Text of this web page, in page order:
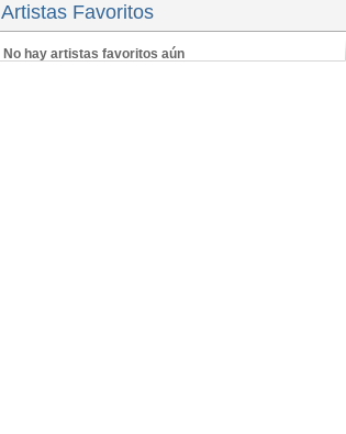
Artistas Favoritos
No hay artistas favoritos aún